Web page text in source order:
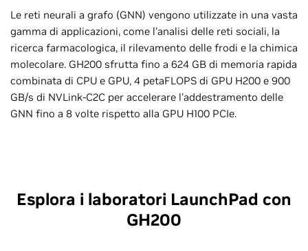
Le reti neurali a grafo (GNN) vengono utilizzate in una vasta
gamma di applicazioni, come l'analisi delle reti sociali, la
ricerca farmacologica, il rilevamento delle frodi e la chimica
molecolare. GH200 sfrutta fino a 624 GB di memoria rapida
combinata di CPU e GPU, 4 petaFLOPS di GPU H200 e 900
GB/s di NVLink-C2C per accelerare l'addestramento delle
GNN fino a 8 volte rispetto alla GPU H100 PCIe.
Esplora i laboratori LaunchPad con
GH200